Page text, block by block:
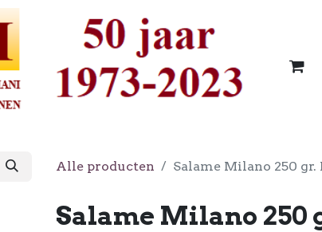
Alle producten Salame Milano 250 gr.
Salame Milano 250